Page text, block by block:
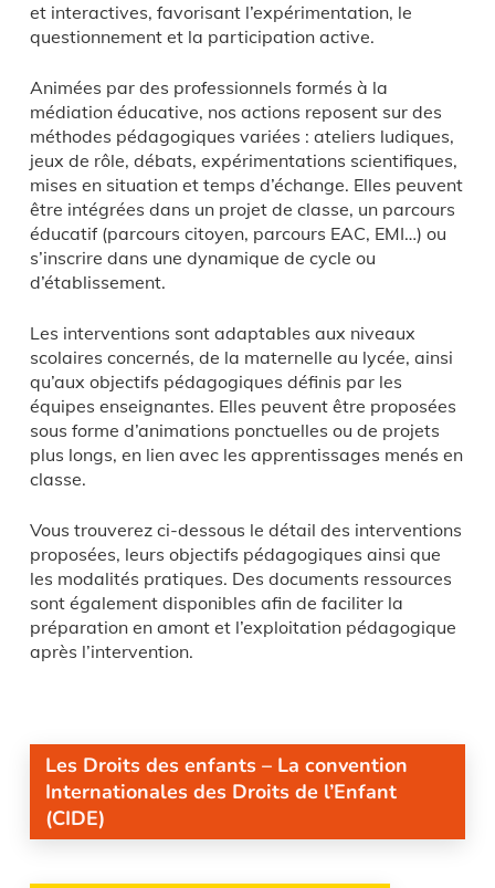
et interactives, favorisant l’expérimentation, le
questionnement et la participation active.
Animées par des professionnels formés à la
médiation éducative, nos actions reposent sur des
méthodes pédagogiques variées : ateliers ludiques,
jeux de rôle, débats, expérimentations scientifiques,
mises en situation et temps d’échange. Elles peuvent
être intégrées dans un projet de classe, un parcours
éducatif (parcours citoyen, parcours EAC, EMI…) ou
s’inscrire dans une dynamique de cycle ou
d’établissement.
Les interventions sont adaptables aux niveaux
scolaires concernés, de la maternelle au lycée, ainsi
qu’aux objectifs pédagogiques définis par les
équipes enseignantes. Elles peuvent être proposées
sous forme d’animations ponctuelles ou de projets
plus longs, en lien avec les apprentissages menés en
classe.
Vous trouverez ci-dessous le détail des interventions
proposées, leurs objectifs pédagogiques ainsi que
les modalités pratiques. Des documents ressources
sont également disponibles afin de faciliter la
préparation en amont et l’exploitation pédagogique
après l’intervention.
Les Droits des enfants – La convention
Internationales des Droits de l’Enfant
(CIDE)